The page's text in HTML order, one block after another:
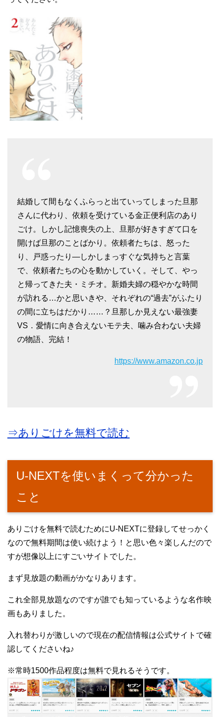
結婚して間もなくふらっと出ていってしまった旦那
さんに代わり、依頼を受けている金正便利店のあり
ごけ。しかし記憶喪失の上、旦那が好きすぎて口を
開けば旦那のことばかり。依頼者たちは、怒った
り、戸惑ったり―しかしまっすぐな気持ちと言葉
で、依頼者たちの心を動かしていく。そして、やっ
と帰ってきた夫・ミチオ。新婚夫婦の穏やかな時間
が訪れる…かと思いきや、それぞれの“過去”がふたり
の間に立ちはだかり……？旦那しか見えない最強妻
VS．愛情に向き合えないモテ夫、噛み合わない夫婦
の物語、完結！
https://www.amazon.co.jp
⇒ありごけを無料で読む
U-NEXTを使いまくって分かった
こと
ありごけを無料で読むためにU-NEXTに登録してせっかく
なので無料期間は使い続けよう！と思い色々楽しんだので
すが想像以上にすごいサイトでした。
まず見放題の動画がかなりあります。
これ全部見放題なのですが誰でも知っているような名作映
画もありました。
入れ替わりが激しいので現在の配信情報は公式サイトで確
認してくださいね♪
※常時1500作品程度は無料で見れるそうです。